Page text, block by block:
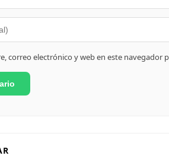
correo electrónico y web en este navegador